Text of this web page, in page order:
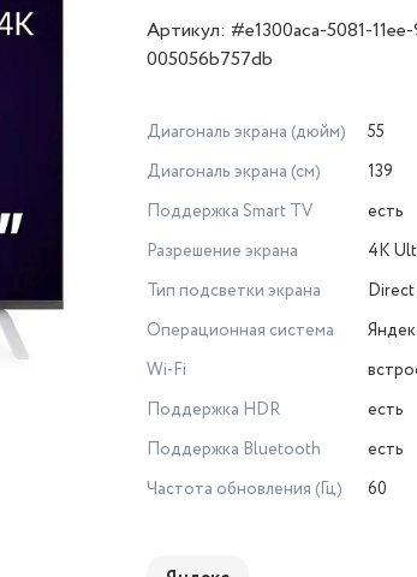
Артикул: #e1300aca-5081-
005056b757db
Диагональ экрана (дюйм)
55
Диагональ экрана (см)
139
Поддержка Smart TV
есть
Разрешение экрана
4K
Тип подсветки экрана
Direct
Операционная система
Wi-Fi
Поддержка HDR
есть
Поддержка Bluetooth
есть
Частота обновления (Гц)
60